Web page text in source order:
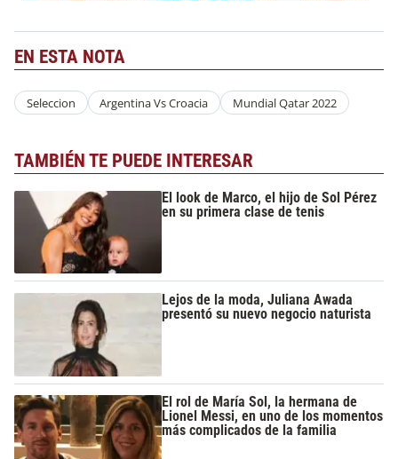
EN ESTA NOTA
Seleccion Argentina Vs Croacia Mundial Qatar 2022
TAMBIÉN TE PUEDE INTERESAR
El look de Marco, el hijo de Sol Pérez
en su primera clase de tenis
Lejos de la moda, Juliana Awada
presentó su nuevo negocio naturista
El rol de María Sol, la hermana de
Lionel Messi, en uno de los momentos
más complicados de la familia